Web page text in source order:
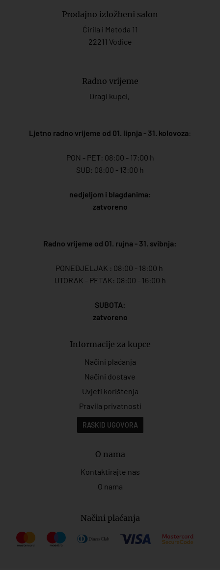
Prodajno izložbeni salon
Ćirila i Metoda 11
22211 Vodice
Radno vrijeme
Dragi kupci,
Ljetno radno vrijeme od 01. lipnja - 31. kolovoza:
PON - PET: 08:00 - 17:00 h
SUB: 08:00 - 13:00 h
nedjeljom i blagdanima:
zatvoreno
Radno vrijeme od 01. rujna - 31. svibnja:
PONEDJELJAK : 08:00 - 18:00 h
UTORAK - PETAK: 08:00 - 16:00 h
SUBOTA:
zatvoreno
Informacije za kupce
Načini plaćanja
Načini dostave
Uvjeti korištenja
Pravila privatnosti
RASKID UGOVORA
O nama
Kontaktirajte nas
O nama
Načini plaćanja